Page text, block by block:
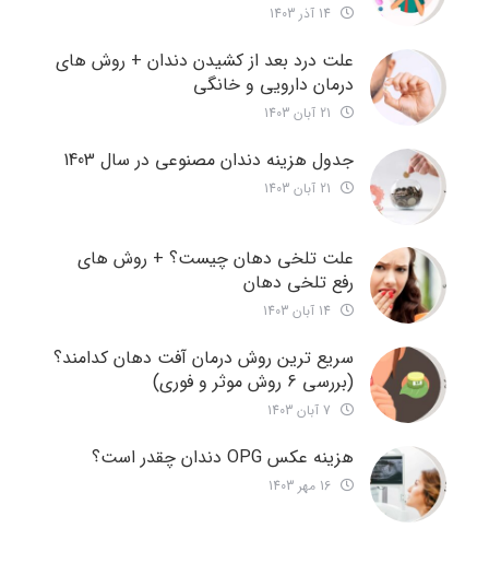
علت درد بعد از کشیدن دندان + روش های
درمان دارویی و خانگی
جدول هزینه دندان مصنوعی در سال 1403
علت تلخی دهان چیست؟ + روش های
رفع تلخی دهان
سریع ترین روش درمان آفت دهان کدامند؟
(بررسی 6 روش موثر و فوری)
هزینه عکس OPG دندان چقدر است؟